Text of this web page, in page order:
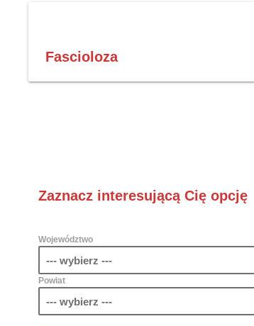
Fascioloza
Zaznacz interesującą Cię opcję
Województwo
Powiat